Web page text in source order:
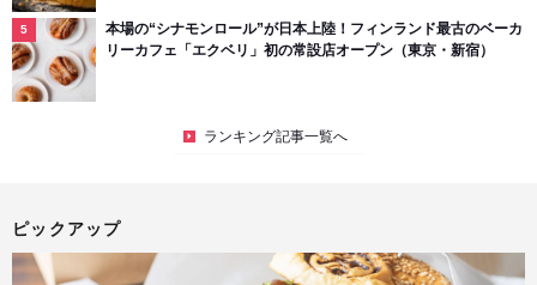
本場の“シナモンロール”が日本上陸！フィンランド最古のベーカ
リーカフェ「エクベリ」初の常設店オープン（東京・新宿）
ランキング記事一覧へ
ピックアップ